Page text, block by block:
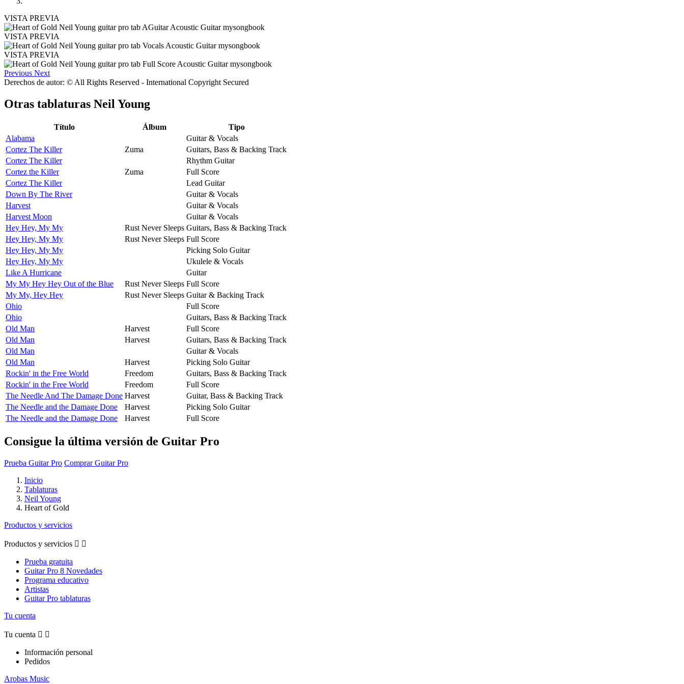
VISTA PREVIA
VISTA PREVIA
VISTA PREVIA
Previous Next
Derechos de autor: © All Rights Reserved - International Copyright Secured
Otras tablaturas Neil Young
Título Álbum
Tipo
Alabama
Guitar & Vocals
Cortez The Killer
Zuma
Guitars, Bass & Backing Track
Cortez The Killer
Rhythm Guitar
Cortez the Killer
Zuma
Full Score
Cortez The Killer
Lead Guitar
Down By The River
Guitar & Vocals
Harvest
Guitar & Vocals
Harvest Moon
Guitar & Vocals
Hey Hey, My My
Rust Never Sleeps Guitars, Bass & Backing Track
Hey Hey, My My
Rust Never Sleeps Full Score
Hey Hey, My My
Picking Solo Guitar
Hey Hey, My My
Ukulele & Vocals
Like A Hurricane
Guitar
My My Hey Hey Out of the Blue
Rust Never Sleeps Full Score
My My, Hey Hey
Rust Never Sleeps Guitar & Backing Track
Ohio
Full Score
Ohio
Guitars, Bass & Backing Track
Old Man
Harvest
Full Score
Old Man
Harvest
Guitars, Bass & Backing Track
Old Man
Guitar & Vocals
Old Man
Harvest
Picking Solo Guitar
Rockin' in the Free World
Freedom
Guitars, Bass & Backing Track
Rockin' in the Free World
Freedom
Full Score
The Needle And The Damage Done Harvest
Guitar, Bass & Backing Track
The Needle and the Damage Done
Harvest
Picking Solo Guitar
The Needle and the Damage Done
Harvest Full Score
Consigue la última versión de Guitar Pro
Prueba Guitar Pro Comprar Guitar Pro
Inicio
Tablaturas
Neil Young
Heart of Gold
Productos y servicios
Productos y servicios  
Prueba gratuita
Guitar Pro 8 Novedades
Programa educativo
Artistas
Guitar Pro tablaturas
Tu cuenta
Tu cuenta  
Información personal
Pedidos
Arobas Music